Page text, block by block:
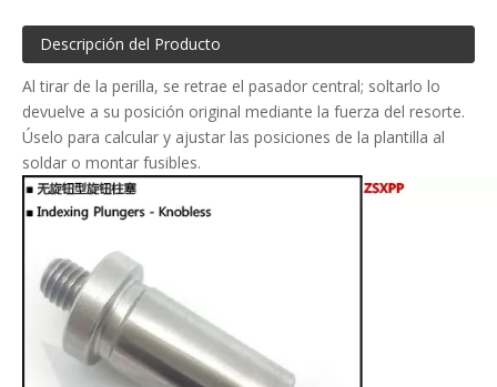
Descripción del Producto
Al tirar de la perilla, se retrae el pasador central; soltarlo lo
devuelve a su posición original mediante la fuerza del resorte.
Úselo para calcular y ajustar las posiciones de la plantilla al
soldar o montar fusibles.